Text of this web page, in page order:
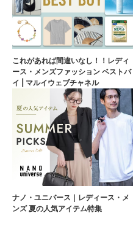
これがあれば間違いなし！！レディ
ース・メンズファッション ベストバ
イ | マルイウェブチャネル
ナノ・ユニバース｜レディース・メ
ンズ 夏の人気アイテム特集